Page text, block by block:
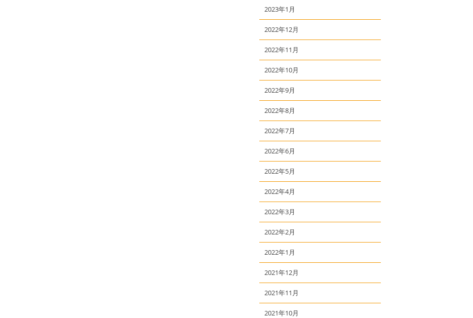
2023年1月
2022年12月
2022年11月
2022年10月
2022年9月
2022年8月
2022年7月
2022年6月
2022年5月
2022年4月
2022年3月
2022年2月
2022年1月
2021年12月
2021年11月
2021年10月